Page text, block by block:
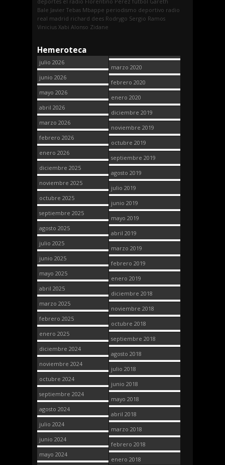
Bale Javier Tebas Mbappe periodismo deportivo radio
real madrid richard dees Rodrygo Sergio Ramos
Vinicius Xabi Alonso Zidane
Hemeroteca
julio 2026
junio 2026
mayo 2026
abril 2026
marzo 2026
febrero 2026
enero 2026
diciembre 2025
noviembre 2025
octubre 2025
septiembre 2025
agosto 2025
julio 2025
junio 2025
mayo 2025
abril 2025
marzo 2025
febrero 2025
enero 2025
diciembre 2024
noviembre 2024
octubre 2024
septiembre 2024
agosto 2024
julio 2024
junio 2024
mayo 2024
marzo 2020
febrero 2020
enero 2020
diciembre 2019
noviembre 2019
octubre 2019
septiembre 2019
agosto 2019
julio 2019
junio 2019
mayo 2019
abril 2019
marzo 2019
febrero 2019
enero 2019
diciembre 2018
noviembre 2018
octubre 2018
septiembre 2018
agosto 2018
julio 2018
junio 2018
mayo 2018
abril 2018
marzo 2018
febrero 2018
enero 2018